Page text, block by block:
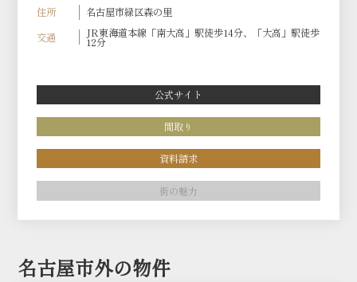
住所
名古屋市緑区森の里
交通
JR東海道本線「南大高」駅徒歩14分、「大高」駅徒歩
12分
公式サイト
間取り
資料請求
街の魅力
名古屋市外の物件